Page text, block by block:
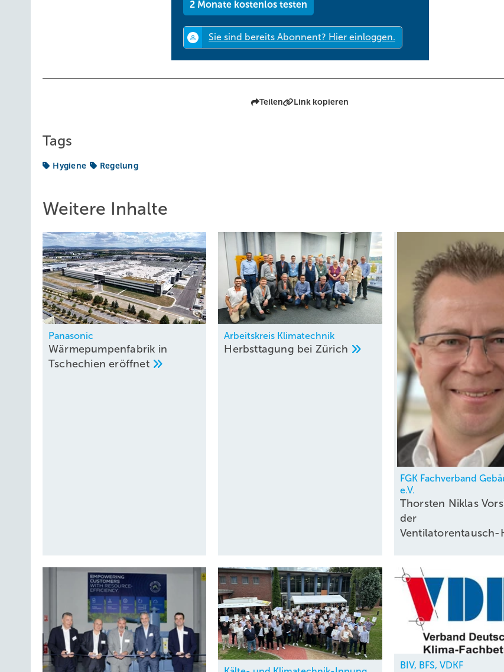
2 Monate kostenlos testen
Teilen Link kopieren
Tags
Hygiene Regelung
Weitere Inhalte
Panasonic
Wärmepumpenfabrik in
Tschechieneröffnet
Arbeitskreis Klimatechnik
Herbsttagung bei Zürich
FGK Fachverband
e.V.
Thorsten Niklas
der
Ventilatorentausch-
BIV, BFS, VDKF